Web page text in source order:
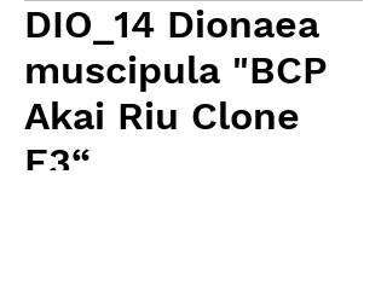
DIO_14 Dionaea
muscipula "BCP
Akai Riu Clone
F3“